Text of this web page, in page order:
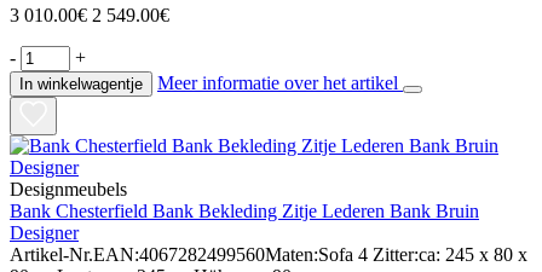
3 010.00€ 2 549.00€
- +
In winkelwagentje Meer informatie over het artikel
Designmeubels
Bank Chesterfield Bank Bekleding Zitje Lederen Bank Bruin
Designer
Artikel-Nr.EAN:4067282499560Maten:Sofa 4 Zitter:ca: 245 x 80 x